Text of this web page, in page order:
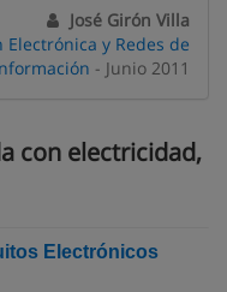
José Girón Villa
y Redes de
- Junio 2011
con electricidad,
Electrónicos